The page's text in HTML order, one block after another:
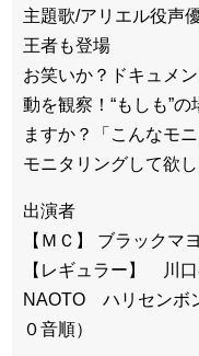
主題歌/アリエル役声
王者も登場
お笑いか？ドキュメ
動を観察！“もしも”
ますか？「こんなモ
モニタリングして欲
出演者
【ＭＣ】 ブラックマ
【レギュラー】
NAOTO ハリセンボ
０音順）